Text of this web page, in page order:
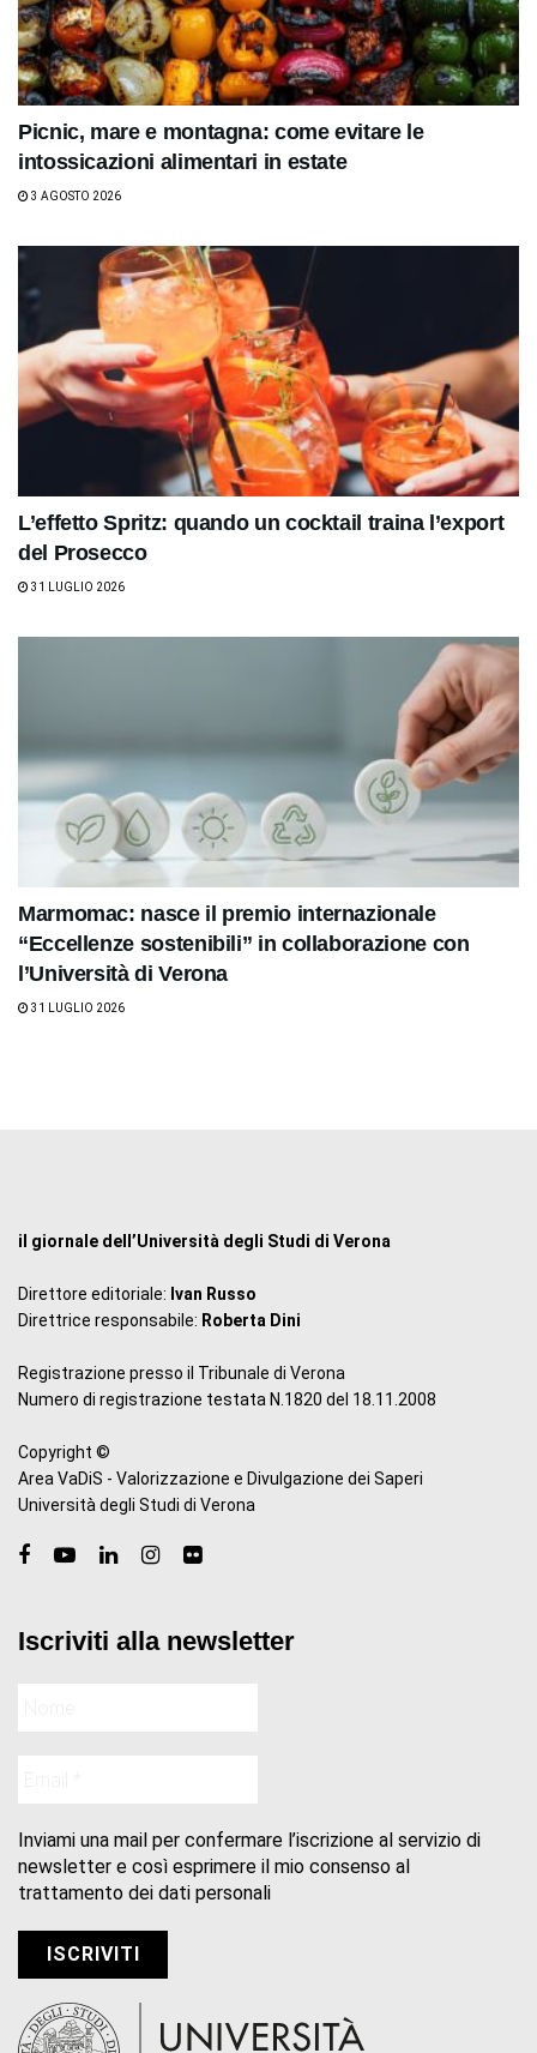
Picnic, mare e montagna: come evitare le
intossicazioni alimentari in estate
3 AGOSTO 2026
L’effetto Spritz: quando un cocktail traina l’export
del Prosecco
31 LUGLIO 2026
Marmomac: nasce il premio internazionale
“Eccellenze sostenibili” in collaborazione con
l’Università di Verona
31 LUGLIO 2026
il giornale dell’Università degli Studi di Verona
Direttore editoriale: Ivan Russo
Direttrice responsabile: Roberta Dini
Registrazione presso il Tribunale di Verona
Numero di registrazione testata N.1820 del 18.11.2008
Copyright ©
Area VaDiS - Valorizzazione e Divulgazione dei Saperi
Università degli Studi di Verona
Iscriviti alla newsletter
Inviami una mail per confermare l’iscrizione al servizio di
newsletter e così esprimere il mio consenso al
trattamento dei dati personali